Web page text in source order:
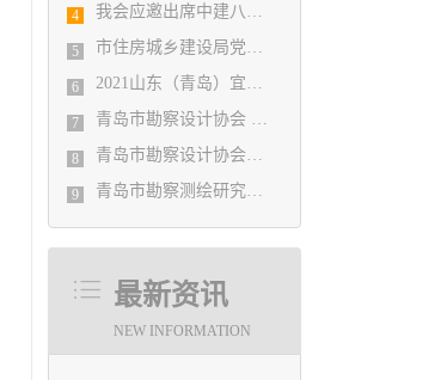
4 我会应邀出席中建八局四公司设计管理研究院揭牌仪式
5 市住房城乡建设局党组书记、局长陈勇调研市勘察设计协会及所属审图机构
6 2021山东（青岛）宜居博览会盛大开幕
7 青岛市勘察设计协会 第五届二次会员代表大会纪要
8 青岛市勘察设计协会党支部召开党史学习教育专题组织生活会
9 青岛市勘察测绘研究院参加第29届国际制图大会并荣获3项国际大奖
最新资讯
NEW INFORMATION